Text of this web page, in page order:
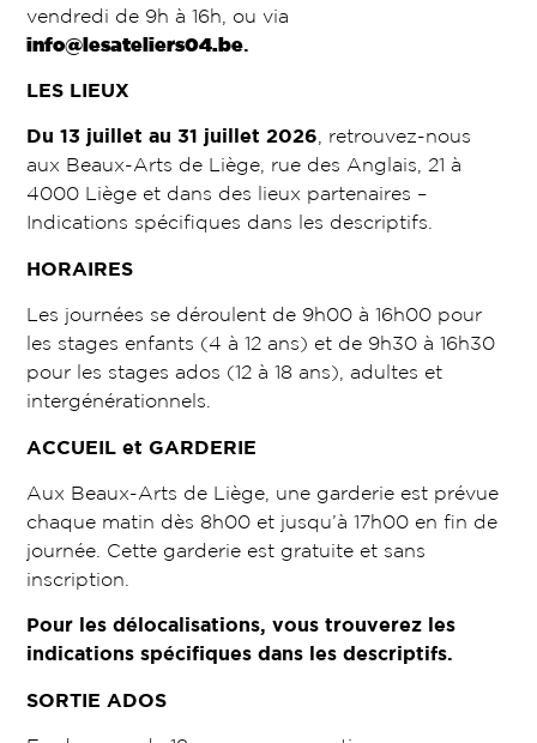
vendredi de 9h à 16h, ou via
info@lesateliers04.be
LES LIEUX
Du 13 juillet au 31 juillet 2026 , retrouvez-nous
aux Beaux-Arts de Liège, rue des Anglais, 21 à
4000 Liège et dans des lieux partenaires –
Indications spécifiques dans les descriptifs.
HORAIRES
Les journées se déroulent de 9h00 à 16h00 pour
les stages enfants (4 à 12 ans) et de 9h30 à 16h30
pour les stages ados (12 à 18 ans), adultes et
intergénérationnels.
ACCUEIL et GARDERIE
Aux Beaux-Arts de Liège, une garderie est prévue
chaque matin dès 8h00 et jusqu’à 17h00 en fin de
journée. Cette garderie est gratuite et sans
inscription.
Pour les délocalisations, vous trouverez les
indications spécifiques dans les descriptifs.
SORTIE ADOS